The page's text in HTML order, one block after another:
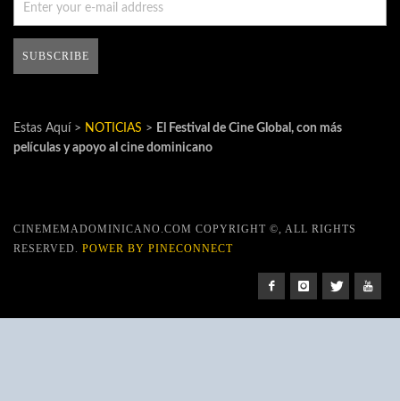
Estas Aquí > NOTICIAS > El Festival de Cine Global, con más
películas y apoyo al cine dominicano
CINEMEMADOMINICANO.COM COPYRIGHT ©, ALL RIGHTS
RESERVED. POWER BY PINECONNECT